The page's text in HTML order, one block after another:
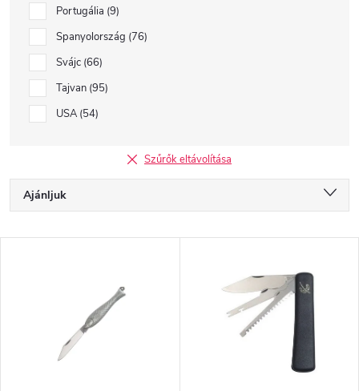
Portugália 9
Spanyolország 76
Svájc 66
Tajvan 95
USA 54
Szűrők eltávolítása
m
Ajánljuk
Legnépszerűbb termékek
ABC szerint